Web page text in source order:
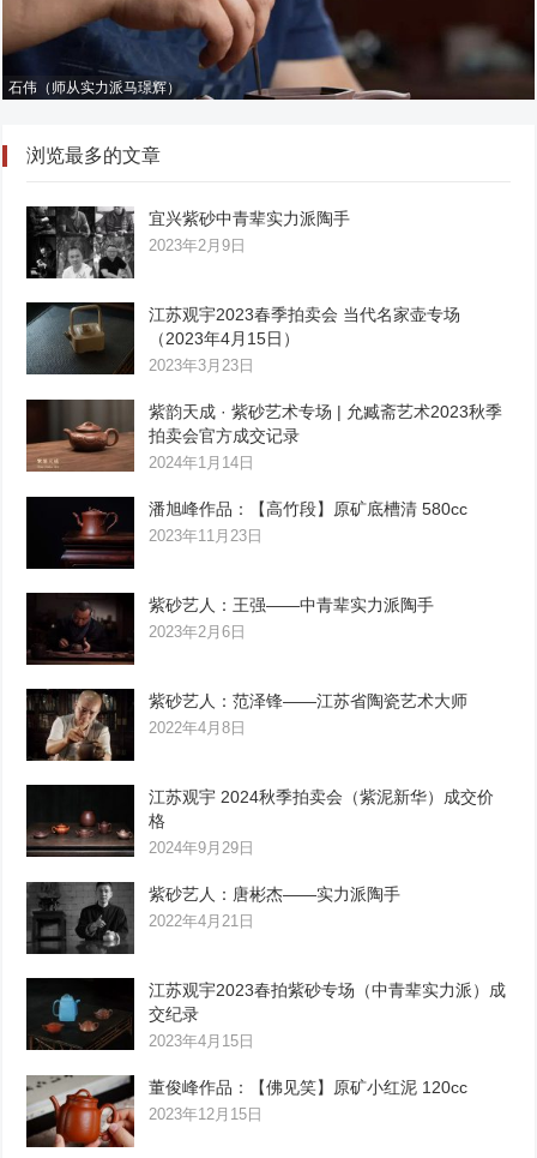
石伟（师从实力派马璟辉）
浏览最多的文章
宜兴紫砂中青辈实力派陶手
2023年2月9日
江苏观宇2023春季拍卖会 当代名家壶专场
（2023年4月15日）
2023年3月23日
紫韵天成 · 紫砂艺术专场 | 允臧斋艺术2023秋季
拍卖会官方成交记录
2024年1月14日
潘旭峰作品：【高竹段】原矿底槽清 580cc
2023年11月23日
紫砂艺人：王强——中青辈实力派陶手
2023年2月6日
紫砂艺人：范泽锋——江苏省陶瓷艺术大师
2022年4月8日
江苏观宇 2024秋季拍卖会（紫泥新华）成交价
格
2024年9月29日
紫砂艺人：唐彬杰——实力派陶手
2022年4月21日
江苏观宇2023春拍紫砂专场（中青辈实力派）成
交纪录
2023年4月15日
董俊峰作品：【佛见笑】原矿小红泥 120cc
2023年12月15日